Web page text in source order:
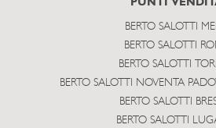
PUNTI
BERTO SALOTTI
BERTO SALOTTI
BERTO SALOTTI
BERTO SALOTTI NOVENTA
BERTO SALOTTI
BERTO SALOTTI